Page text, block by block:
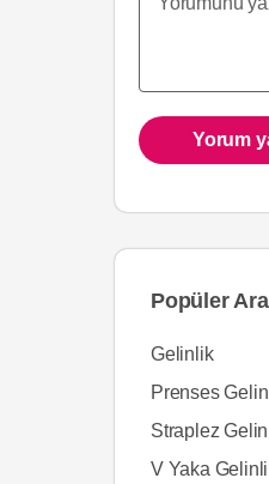
Yorum
Popüler
Gelinlik
Prenses
Straplez
V Yaka